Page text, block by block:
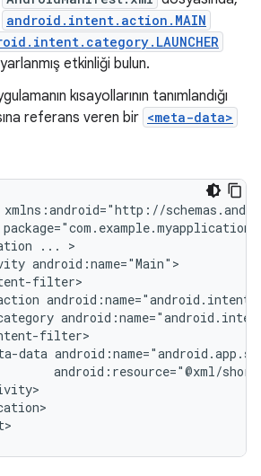
android.intent.action.MAIN
etkinliği bulun.
kısayollarının tanımlandığı
referans veren bir <meta-data>
...
data
android:resource="@xml/